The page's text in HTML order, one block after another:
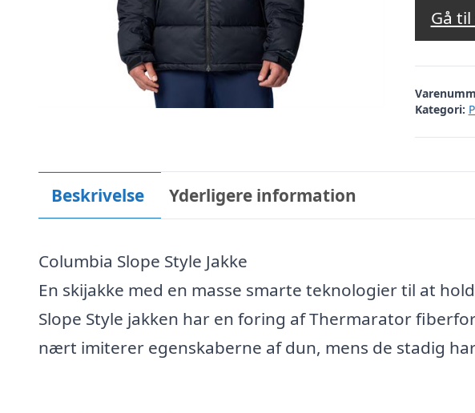
Gå
Kategori:
Beskrivelse Yderligere information
Columbia Slope Style Jakke
En skijakke med en masse smarte teknologier til at
Slope Style jakken har en foring af Thermarator
nært imiterer egenskaberne af dun, mens de stadig